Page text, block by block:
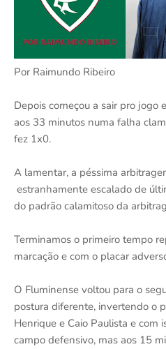
Por Raimundo Ribeiro
Depois começou a sair pro jogo
aos 33 minutos numa falha
fez 1x0.
A lamentar, a péssima
estranhamente escalado de
do padrão calamitoso da
Terminamos o primeiro tempo
marcação e com o placar
O Fluminense voltou para o
postura diferente, invertendo o
Henrique e Caio Paulista e com
campo defensivo, mas aos 15